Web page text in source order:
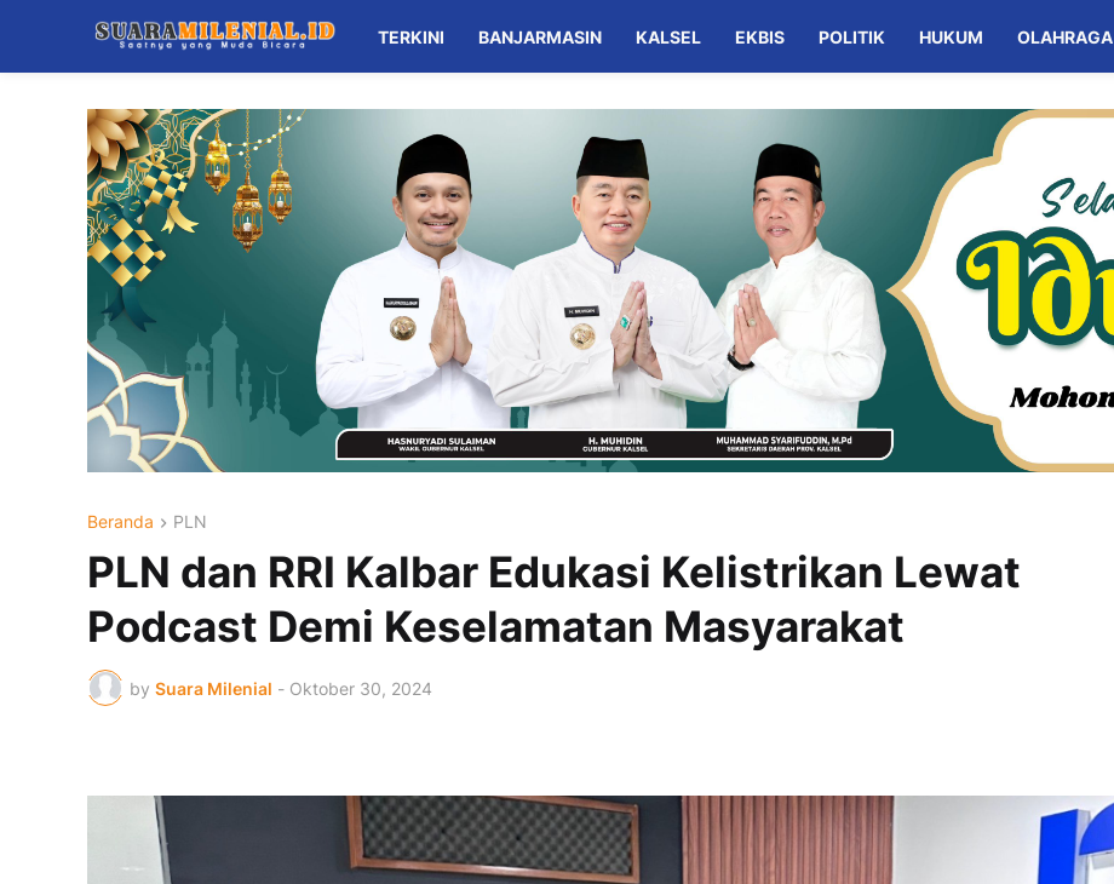
TERKINI BANJARMASIN KALSEL EKBIS POLITIK HUKUM OLAHRAGA
Beranda PLN
PLN dan RRI Kalbar Edukasi Kelistrikan Lewat
Podcast Demi Keselamatan Masyarakat
by Suara Milenial - Oktober 30, 2024